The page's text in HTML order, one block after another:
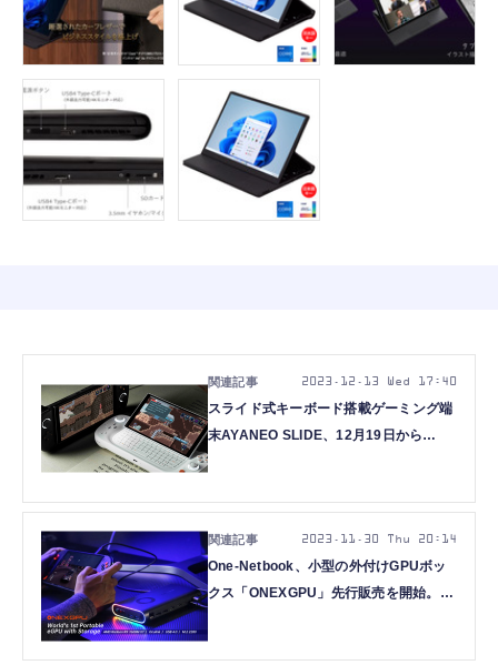
スライド式キーボード搭載ゲーミング端
末AYANEO SLIDE、12月19日から
2023.12.13 Wed 17:40
One-Netbook、小型の外付けGPUボッ
クス「ONEXGPU」先行販売を開始。
2023.11.30 Thu 20:14